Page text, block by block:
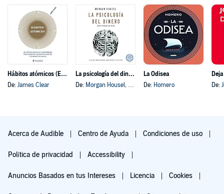
Hábitos atómicos (Español neutro)
De: James Clear
La psicología del dinero
De: Morgan Housel, y otros
La Odisea
De: Homero
De:
Acerca de Audible Centro de Ayuda Condiciones de uso
Política de privacidad Accessibility
Anuncios Basados en tus Intereses Licencia Cookies